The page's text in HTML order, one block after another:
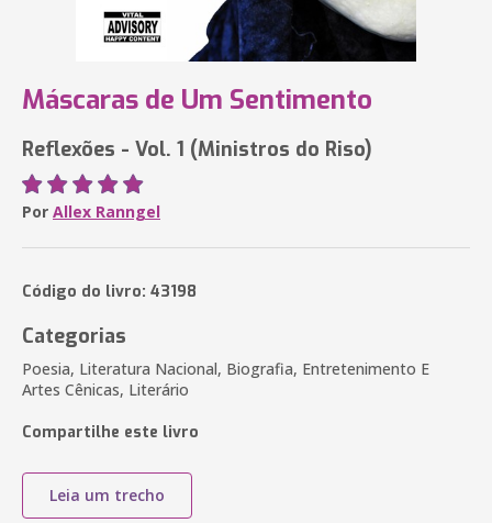
Máscaras de Um Sentimento
Reflexões - Vol. 1 (Ministros do Riso)
Por Allex Ranngel
Código do livro: 43198
Categorias
Poesia, Literatura Nacional, Biografia, Entretenimento E
Artes Cênicas, Literário
Compartilhe este livro
Leia um trecho